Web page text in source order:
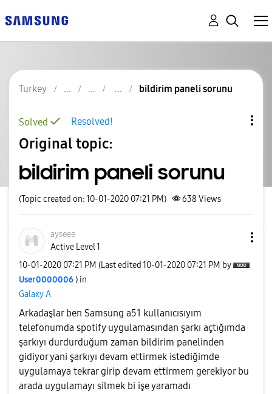
Turkey bildirim paneli sorunu
Resolved!
Solved
Original topic:
bildirim paneli sorunu
(Topic created on: 10-01-2020 07:21 PM) 638Views
ayseee
Active Level 1
‎10-01-2020 07:21 PM (Last edited ‎10-01-2020 07:21 PM by
User0000006 ) in
Galaxy A
Arkadaşlar ben Samsung a51 kullanıcısıyım
telefonumda spotify uygulamasından şarkı açtığımda
şarkıyı durdurduğum zaman bildirim panelinden
gidiyor yani şarkıyı devam ettirmek istediğimde
uygulamaya tekrar girip devam ettirmem gerekiyor bu
arada uygulamayı silmek bi işe yaramadı